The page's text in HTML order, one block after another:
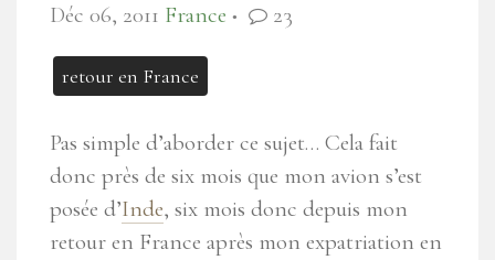
Déc 06, 2011 France ● 23
retour en France
Pas simple d’aborder ce sujet… Cela fait
donc près de six mois que mon avion s’est
posée d’Inde, six mois donc depuis mon
retour en France après mon expatriation en